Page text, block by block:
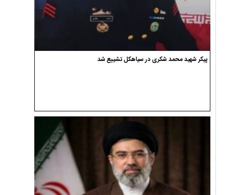
پیکر شهید محمد شکری در سیاهکل تشییع شد